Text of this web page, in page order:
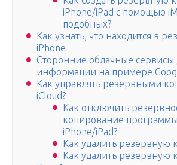
iPhone/iPad с помощью
подобных?
Как узнать, что находится в
iPhone
Сторонние облачные сервисы
информации на примере
Как управлять резервными
iCloud?
Как отключить
копирование
iPhone/iPad?
Как удалить резервную
Как удалить резервную